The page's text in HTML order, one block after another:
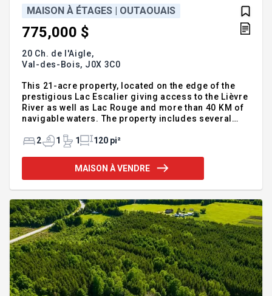
MAISON À ÉTAGES | OUTAOUAIS
775,000 $
20 Ch. de l'Aigle,
Val-des-Bois, J0X 3C0
This 21-acre property, located on the edge of the
prestigious Lac Escalier giving access to the Lièvre
River as well as Lac Rouge and more than 40 KM of
navigable waters. The property includes several
a very private point, thus offering a true haven of
an open concept on the ground floor, ideal for
modern living. Located on a fully private 21-acre
hall featuring a coat closet, while th
2 1 1 120 pi²
MAISON À VENDRE